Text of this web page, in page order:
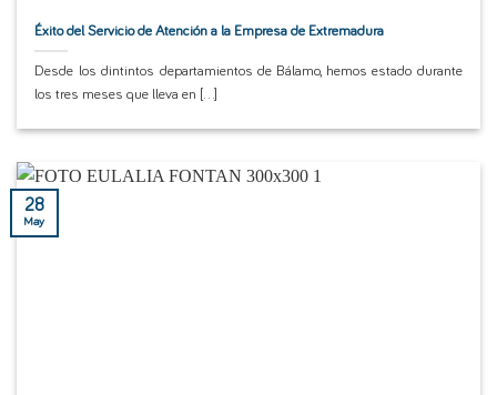
Éxito del Servicio de Atención a la Empresa de Extremadura
Desde los dintintos departamientos de Bálamo, hemos estado durante
los tres meses que lleva en [...]
28
May